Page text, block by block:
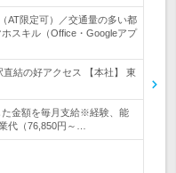
AT限定可）／交通量の多い都
スキル（Office・Googleアプ
結の好アクセス 【本社】 東
金額を毎月支給※経験、能
代（76,850円～…